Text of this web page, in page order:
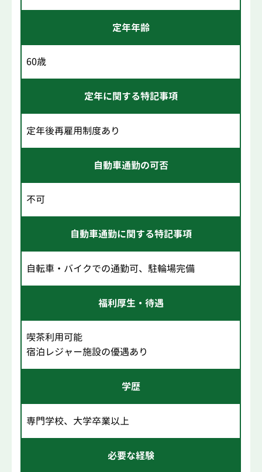
定年年齢
60歳
定年に関する特記事項
定年後再雇用制度あり
自動車通勤の可否
不可
自動車通勤に関する特記事項
自転車・バイクでの通勤可、駐輪場完備
福利厚生・待遇
喫茶利用可能
宿泊レジャー施設の優遇あり
学歴
専門学校、大学卒業以上
必要な経験